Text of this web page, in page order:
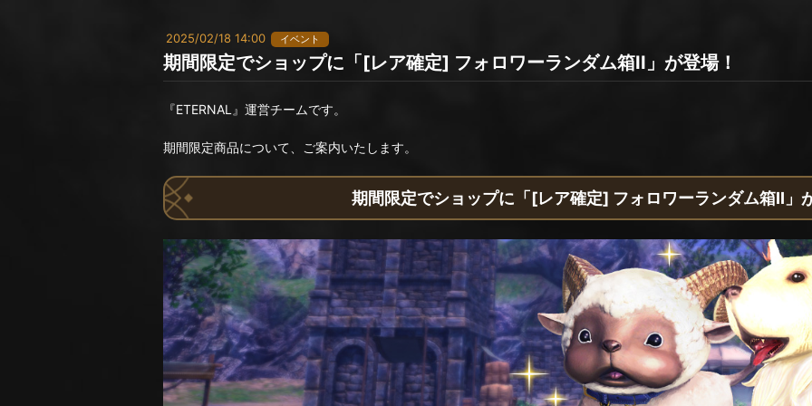
2025/02/18 14:00 イベント
期間限定でショップに「[レア確定] フォロワーランダム箱II」が登場！
『ETERNAL』運営チームです。
期間限定商品について、ご案内いたします。
期間限定でショップに「[レア確定] フォロワーランダム箱II」